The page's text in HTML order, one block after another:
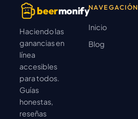
beermonify
Haciendo las
ganancias en
línea
accesibles
para todos.
Guías
honestas,
reseñas
NAVEGACIÓN
Inicio
Blog